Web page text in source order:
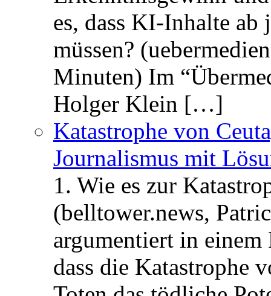
es, dass KI-Inhalte ab
müssen?
Minuten) Im
Holger Klein […]
Katastrophe von
Journalismus mit
1. Wie es zur
(belltower.news,
argumentiert in
dass die Katastrophe